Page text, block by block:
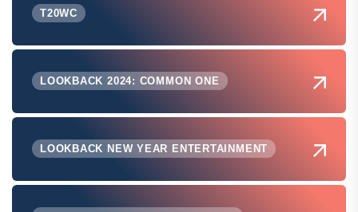
T20WC
LOOKBACK 2024: COMMON ONE
LOOKBACK NEW YEAR ENTERTAINMENT